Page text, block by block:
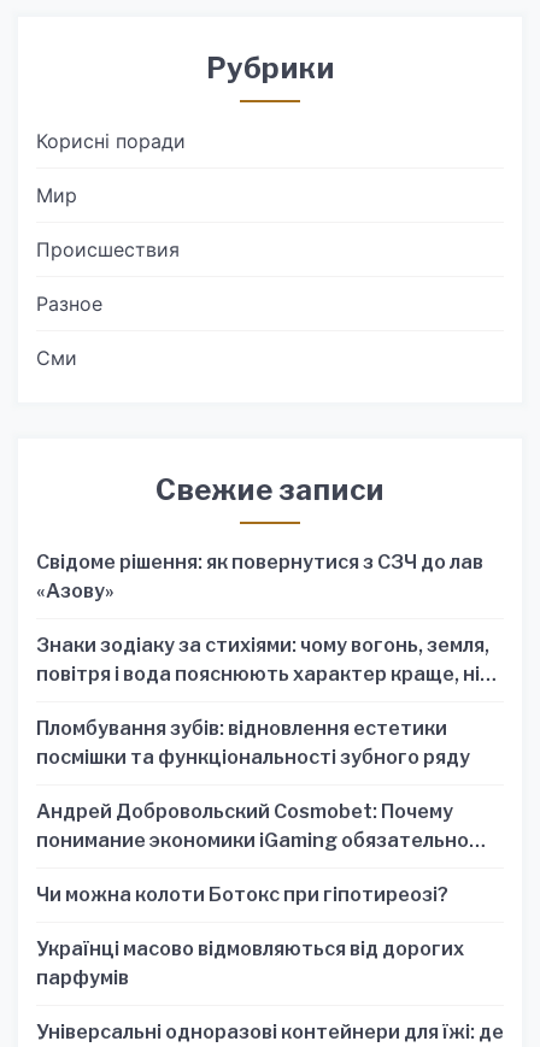
Рубрики
Корисні поради
Мир
Происшествия
Разное
Сми
Свежие записи
Свідоме рішення: як повернутися з СЗЧ до лав
«Азову»
Знаки зодіаку за стихіями: чому вогонь, земля,
повітря і вода пояснюють характер краще, ніж
Пломбування зубів: відновлення естетики
посмішки та функціональності зубного ряду
Андрей Добровольский Cosmobet: Почему
понимание экономики iGaming обязательно
Чи можна колоти Ботокс при гіпотиреозі?
Українці масово відмовляються від дорогих
парфумів
Універсальні одноразові контейнери для їжі: де